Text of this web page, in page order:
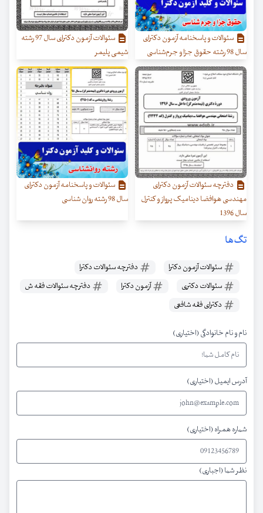
سئوالات و پاسخنامه آزمون دکترای
سال 98 رشته حقوق جزا و جرم‌شناسی
سئوالات آزمون دکترای سال 97 رشته
شیمی پلیمر
دفترچه سئوالات آزمون دکترای
مهندسی هوافضا دینامیک پرواز و کنترل
سال 1396
سئوالات و پاسخنامه آزمون دکترای
سال 98 رشته روان شناسی
تگ‌ها
سئوالات آزمون دکترا
دفترچه سئوالات دکترا
سئوالات دکتری
آزمون دکترا
دفترچه سئوالات فقه ش
دکترای فقه شافعی
نام و نام خانوادگی (اختیاری)
آدرس ایمیل (اختیاری)
شماره همراه (اختیاری)
نظر شما (اجباری)